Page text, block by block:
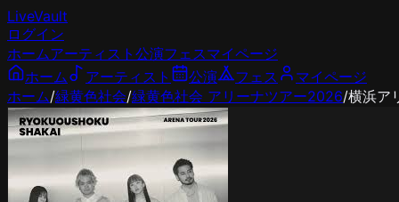
LiveVault
ログイン
ホームアーティスト 公演フェスマイページ
ホーム
アーティスト 公演 フェス
マイページ
ホーム/緑黄色社会/緑黄色社会 アリーナツアー2026/横浜ア